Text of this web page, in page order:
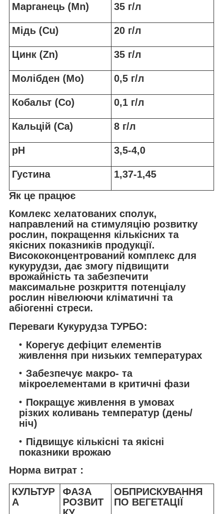
Марганець (Mn) 35 г/л
Мідь (Cu) 20 г/л
Цинк (Zn) 35 г/л
Молібден (Mo) 0,5 г/л
Кобальт (Co) 0,1 г/л
Кальцій (Сa) 8 г/л
pH 3,5-4,0
Густина
1,37-1,45
Як це працює
Комлекс хелатованих сполук,
направлений на стимуляцію розвитку
рослин, покращення кількісних та
якісних показників продукції.
Висококонцентрований комплекс для
кукурудзи, дає змогу підвищити
врожайність та забезпечити
максимальне розкриття потенціалу
рослин нівелюючи кліматичні та
абіогенні стреси.
Переваги Кукурудза ТУРБО:
Корегує дефіцит елементів
живлення при низьких температурах
Забезпечує макро- та
мікроелементами в критичні фази
Покращує живлення в умовах
різких коливань температур (день/
ніч)
Підвищує кількісні та якісні
показники врожаю
Норма витрат :
КУЛЬТУР
А
ФАЗА
РОЗВИТ
ОБПРИСКУВАННЯ
ПО ВЕГЕТАЦІЇ